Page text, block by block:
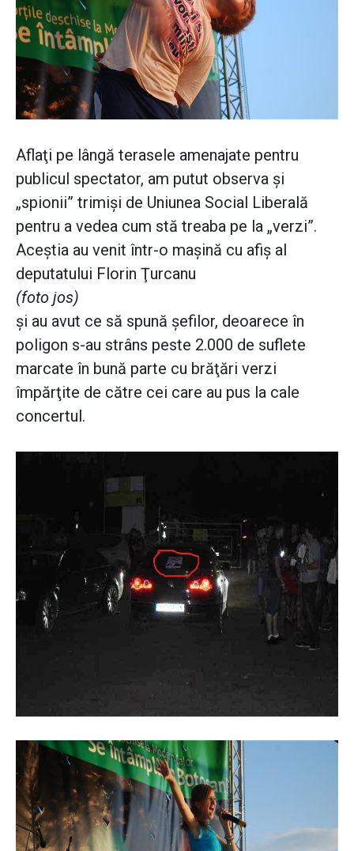
Aflaţi pe lângă terasele amenajate pentru
publicul spectator, am putut observa şi
„spionii” trimişi de Uniunea Social Liberală
pentru a vedea cum stă treaba pe la „verzi”.
Aceştia au venit într-o maşină cu afiş al
deputatului Florin Ţurcanu
(foto jos)
şi au avut ce să spună şefilor, deoarece în
poligon s-au strâns peste 2.000 de suflete
marcate în bună parte cu brăţări verzi
împărţite de către cei care au pus la cale
concertul.